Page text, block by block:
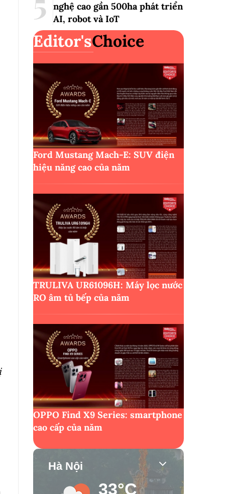
nghệ cao gần 500ha phát triển
AI, robot và IoT
Editor'sChoice
Ford Mustang Mach-E: SUV điện
hiệu năng cao của năm
TRULIVA UR61096H: Máy lọc nước
RO âm tủ bếp của năm
OPPO Find X9 Series: smartphone
cao cấp của năm
Hà Nội
33°C